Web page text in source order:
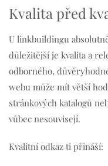
Kvalita před
U linkbuildingu
důležitější je kvalita a
odborného,
webu může mít větší
stránkových katalogů
vůbec nesouvisejí.
Kvalitní odkaz ti přináší: